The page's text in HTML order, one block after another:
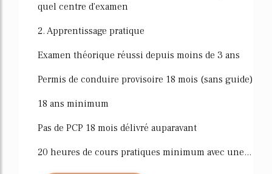
quel centre d'examen
2. Apprentissage pratique
Examen théorique réussi depuis moins de 3 ans
Permis de conduire provisoire 18 mois (sans guide)
18 ans minimum
Pas de PCP 18 mois délivré auparavant
20 heures de cours pratiques minimum avec une...